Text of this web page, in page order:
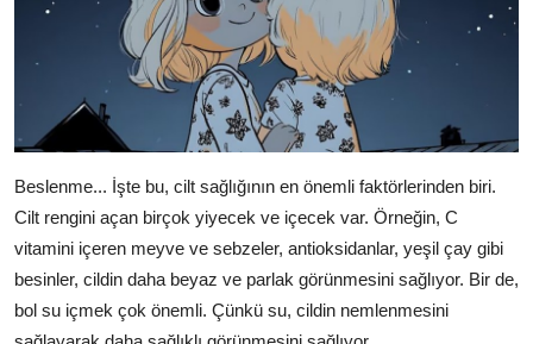
Beslenme... İşte bu, cilt sağlığının en önemli faktörlerinden biri.
Cilt rengini açan birçok yiyecek ve içecek var. Örneğin, C
vitamini içeren meyve ve sebzeler, antioksidanlar, yeşil çay gibi
besinler, cildin daha beyaz ve parlak görünmesini sağlıyor. Bir de,
bol su içmek çok önemli. Çünkü su, cildin nemlenmesini